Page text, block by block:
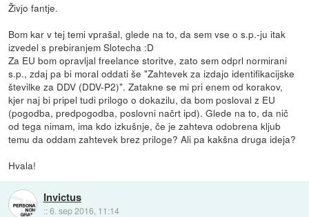
Živjo fantje.
Bom kar v tej temi vprašal, glede na to, da sem vse o s.p.-ju itak
izvedel s prebiranjem Slotecha :D
Za EU bom opravljal freelance storitve, zato sem odprl normirani
s.p., zdaj pa bi moral oddati še "Zahtevek za izdajo identifikacijske
številke za DDV (DDV-P2)". Zatakne se mi pri enem od korakov,
kjer naj bi pripel tudi prilogo o dokazilu, da bom posloval z EU
(pogodba, predpogodba, poslovni načrt ipd). Glede na to, da nič
od tega nimam, ima kdo izkušnje, če je zahteva odobrena kljub
temu da oddam zahtevek brez priloge? Ali pa kakšna druga ideja?
Hvala!
Invictus
::6. sep 2016, 11:14